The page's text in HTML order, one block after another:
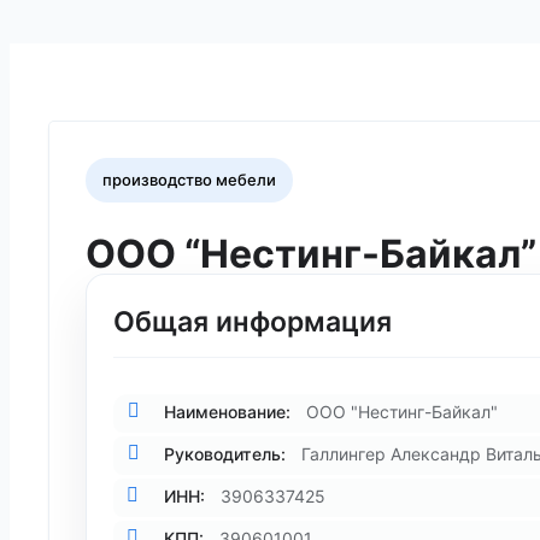
производство мебели
ООО “Нестинг-Байкал”
Общая информация
Наименование: ООО "Нестинг-Байкал"
Руководитель: Галлингер Александр
ИНН: 3906337425